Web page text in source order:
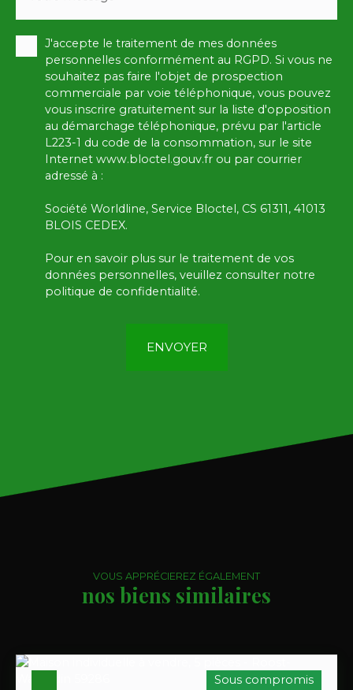
J'accepte le traitement de mes données
personnelles conformément au RGPD. Si vous ne
souhaitez pas faire l'objet de prospection
commerciale par voie téléphonique, vous pouvez
vous inscrire gratuitement sur la liste d'opposition
au démarchage téléphonique, prévu par l'article
L223-1 du code de la consommation, sur le site
Internet www.bloctel.gouv.fr ou par courrier
adressé à :
Société Worldline, Service Bloctel, CS 61311, 41013
BLOIS CEDEX.
Pour en savoir plus sur le traitement de vos
données personnelles, veuillez consulter notre
politique de confidentialité.
ENVOYER
VOUS APPRÉCIEREZ ÉGALEMENT
nos biens similaires
Sous compromis